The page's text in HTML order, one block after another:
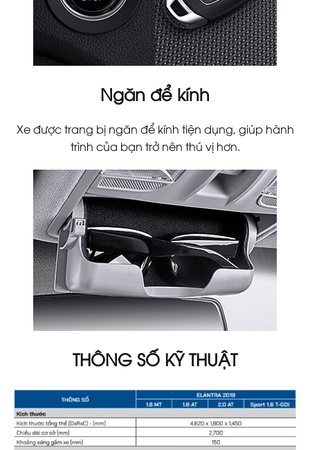
Ngăn để kính
Xe được trang bị ngăn để kính tiện dụng, giúp hành
trình của bạn trở nên thú vị hơn.
THÔNG SỐ KỸ THUẬT